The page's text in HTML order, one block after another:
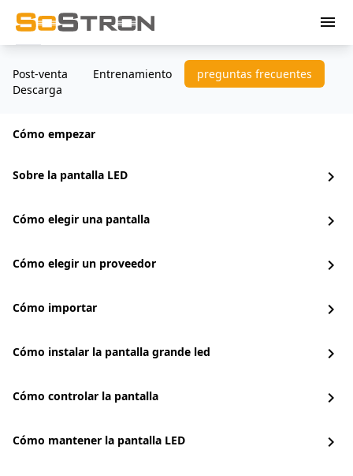
menu
Post-venta Entrenamiento
preguntas frecuentes
Descarga
Cómo empezar
Sobre la pantalla LED chevron_right
Cómo elegir una pantalla chevron_right
Cómo elegir un proveedor chevron_right
Cómo importar chevron_right
Cómo instalar la pantalla grande led chevron_right
Cómo controlar la pantalla chevron_right
Cómo mantener la pantalla LED chevron_right